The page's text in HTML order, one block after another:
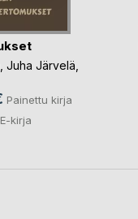
Juha Järvelä
Painettu kirja
E-kirja